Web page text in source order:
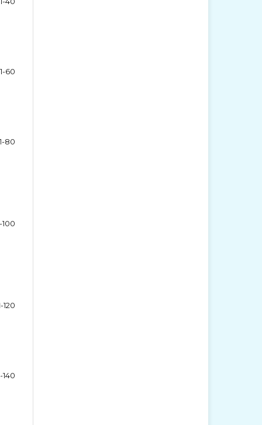
60
80
100
120
140